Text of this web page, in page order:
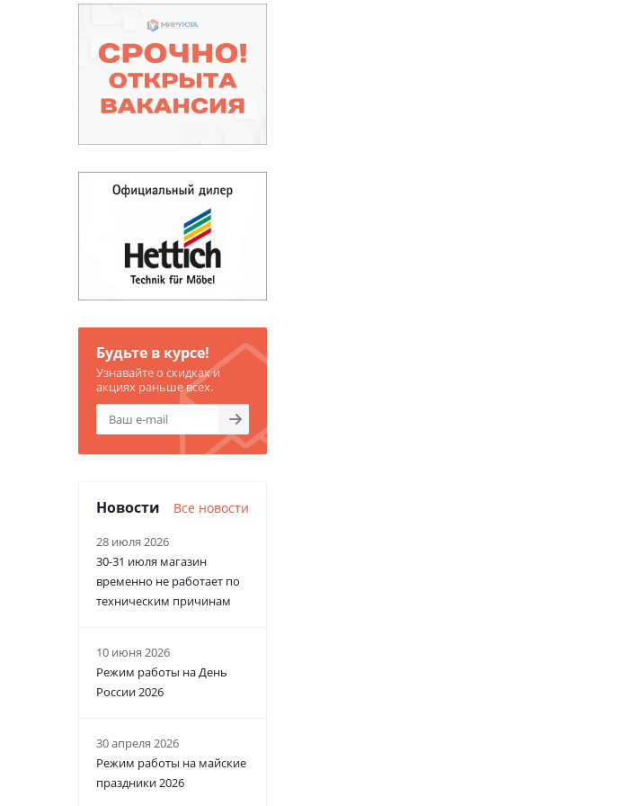
Будьте в курсе!
Узнавайте о скидках и
акциях раньше всех.
Новости Все новости
28 июля 2026
30-31 июля магазин
временно не работает по
техническим причинам
10 июня 2026
Режим работы на День
России 2026
30 апреля 2026
Режим работы на майские
праздники 2026